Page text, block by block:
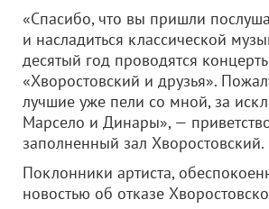
«Спасибо, что вы пришли
и насладиться классической
десятый год проводятся
«Хворостовский и друзья».
лучшие уже пели со мной, за
Марсело и Динары», —
заполненный зал Хворостовский.
Поклонники артиста,
новостью об отказе